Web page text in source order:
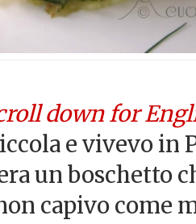
down for
e vivevo in
un boschetto
capivo come